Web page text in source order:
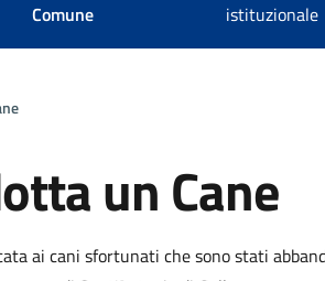
Comune
istituzionale
un Cane
ai cani sfortunati che sono stati